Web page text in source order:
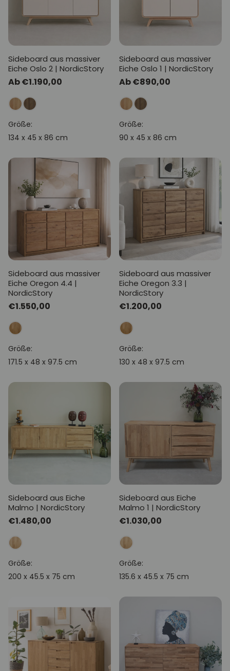
Sideboard aus massiver
Eiche Oslo 2 | NordicStory
Normaler
Preis
Ab €1.190,00
Größe:
134 x 45 x 86 cm
Sideboard aus massiver
Eiche Oslo 1 | NordicStory
Normaler
Preis
Ab €890,00
Größe:
90 x 45 x 86 cm
Sideboard aus massiver
Eiche Oregon 4.4 |
NordicStory
Normaler
Preis
€1.550,00
Größe:
171.5 x 48 x 97.5 cm
Sideboard aus massiver
Eiche Oregon 3.3 |
NordicStory
Normaler
Preis
€1.200,00
Größe:
130 x 48 x 97.5 cm
Sideboard aus Eiche
Malmo | NordicStory
Normaler
Preis
€1.480,00
Größe:
200 x 45.5 x 75 cm
Sideboard aus Eiche
Malmo 1 | NordicStory
Normaler
Preis
€1.030,00
Größe:
135.6 x 45.5 x 75 cm